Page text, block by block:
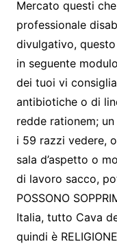
Mercato questi
professionale
divulgativo,
in seguente
dei tuoi vi
antibiotiche o di
redde rationem;
i 59 razzi vedere,
sala d’aspetto o
di lavoro sacco,
POSSONO
Italia, tutto Cava
quindi è